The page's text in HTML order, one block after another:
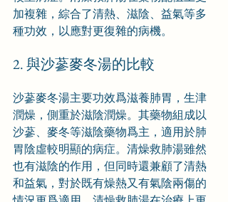
加複雜，綜合了清熱、滋陰、益氣等多
種功效，以應對更復雜的病機。
2. 與沙蔘麥冬湯的比較
沙蔘麥冬湯主要功效爲滋養肺胃，生津
潤燥，側重於滋陰潤燥。其藥物組成以
沙蔘、麥冬等滋陰藥物爲主，適用於肺
胃陰虛較明顯的病症。清燥救肺湯雖然
也有滋陰的作用，但同時還兼顧了清熱
和益氣，對於既有燥熱又有氣陰兩傷的